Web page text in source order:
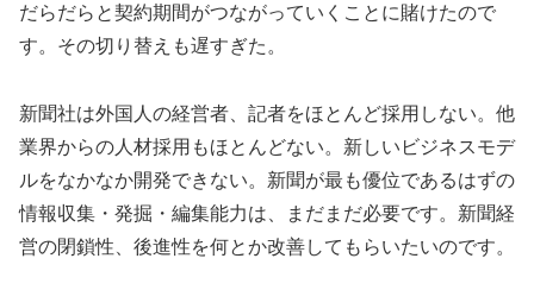
だらだらと契約期間がつながっていくことに賭けたので
す。その切り替えも遅すぎた。
新聞社は外国人の経営者、記者をほとんど採用しない。他
業界からの人材採用もほとんどない。新しいビジネスモデ
ルをなかなか開発できない。新聞が最も優位であるはずの
情報収集・発掘・編集能力は、まだまだ必要です。新聞経
営の閉鎖性、後進性を何とか改善してもらいたいのです。